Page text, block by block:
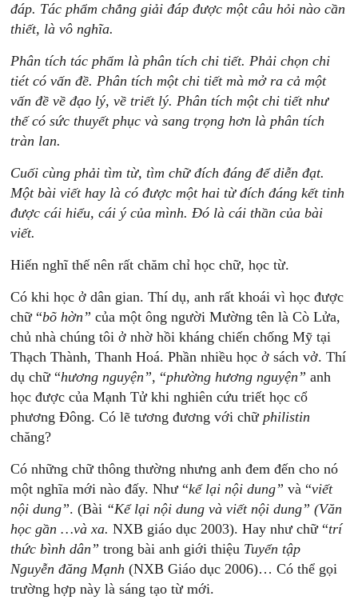
đáp. Tác phẩm chẳng giải đáp được một câu hỏi nào cần
thiết, là vô nghĩa.
Phân tích tác phẩm là phân tích chi tiết. Phải chọn chi
tiét có vấn đề. Phân tích một chi tiết mà mở ra cả một
vấn đề về đạo lý, về triết lý. Phân tích một chi tiết như
thế có sức thuyết phục và sang trọng hơn là phân tích
tràn lan.
Cuối cùng phải tìm từ, tìm chữ đích đáng để diễn đạt.
Một bài viết hay là có được một hai từ đích đáng kết tinh
được cái hiểu, cái ý của mình. Đó là cái thần của bài
viết.
Hiến nghĩ thế nên rất chăm chỉ học chữ, học từ.
Có khi học ở dân gian. Thí dụ, anh rất khoái vì học được
chữ “bõ hờn”của một ông người Mường tên là Cò Lửa,
chủ nhà chúng tôi ở nhờ hồi kháng chiến chống Mỹ tại
Thạch Thành, Thanh Hoá. Phần nhiều học ở sách vở. Thí
dụ chữ “hương nguyện”, “phường hương nguyện” anh
học được của Mạnh Tử khi nghiên cứu triết học cổ
phương Đông. Có lẽ tương đương với chữphilistin
chăng?
Có những chữ thông thường nhưng anh đem đến cho nó
một nghĩa mới nào đấy. Như “kể lại nội dung” và “viết
nội dung”. (Bài “Kể lại nội dung và viết nội dung” (Văn
học gần …và xa. NXB giáo dục 2003). Hay như chữ “trí
thức bình dân” trong bài anh giới thiệu Tuyển tập
Nguyễn đăng Mạnh (NXB Giáo dục 2006)… Có thể gọi
trường hợp này là sáng tạo từ mới.